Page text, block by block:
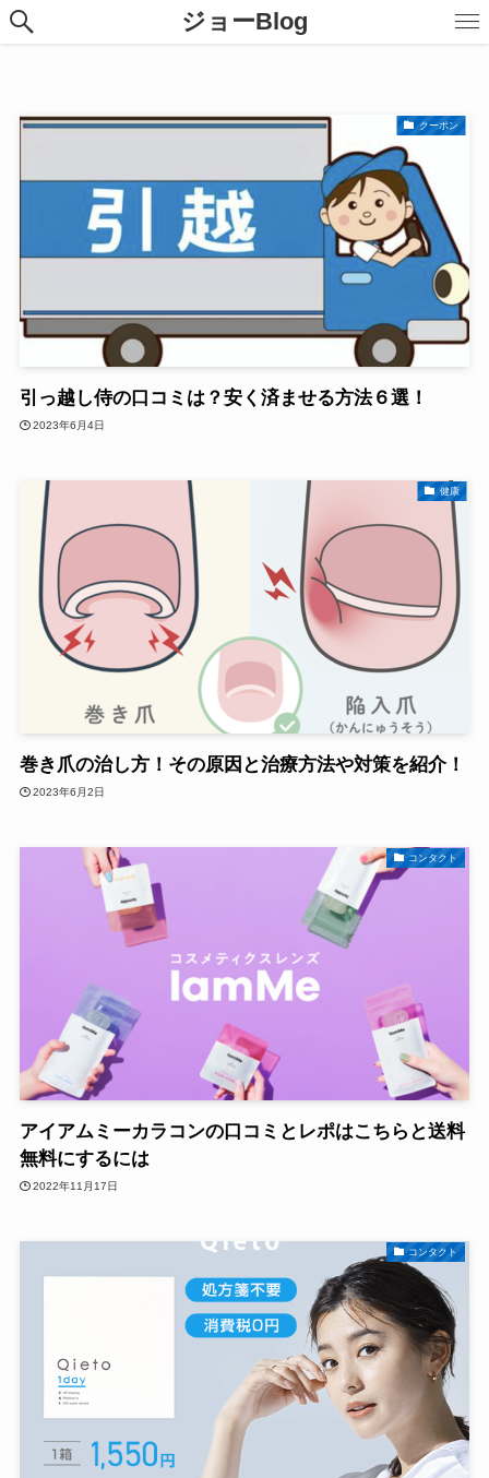
ジョーBlog
クーポン
引っ越し侍の口コミは？安く済ませる方法６選！
2023年6月4日
健康
巻き爪の治し方！その原因と治療方法や対策を紹介！
2023年6月2日
コンタクト
アイアムミーカラコンの口コミとレポはこちらと送料
無料にするには
2022年11月17日
コンタクト